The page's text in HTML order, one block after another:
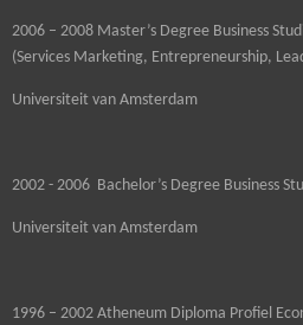
2006 – 2008 Master’s Degree Business
(Services Marketing, Entrepreneurship,
Universiteit van Amsterdam
2002 - 2006 Bachelor’s Degree Business
Universiteit van Amsterdam
1996 – 2002 Atheneum Diploma Profiel